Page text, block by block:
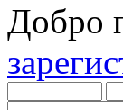
Добро